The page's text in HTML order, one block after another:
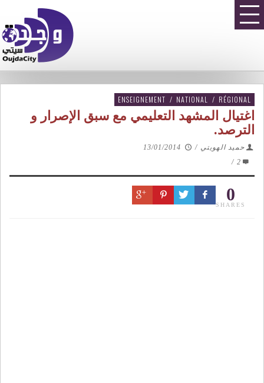
ENSEIGNEMENT / NATIONAL / RÉGIONAL
اغتيال المشهد التعليمي مع سبق الإصرار و
الترصد.
حميد الهويتي /
13/01/2014
2
/
0
SHARES